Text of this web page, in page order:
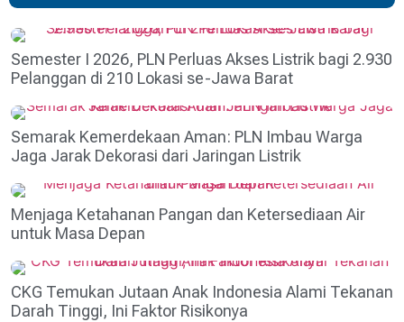
Semester I 2026, PLN Perluas Akses Listrik bagi 2.930
Pelanggan di 210 Lokasi se-Jawa Barat
Semarak Kemerdekaan Aman: PLN Imbau Warga
Jaga Jarak Dekorasi dari Jaringan Listrik
Menjaga Ketahanan Pangan dan Ketersediaan Air
untuk Masa Depan
CKG Temukan Jutaan Anak Indonesia Alami Tekanan
Darah Tinggi, Ini Faktor Risikonya